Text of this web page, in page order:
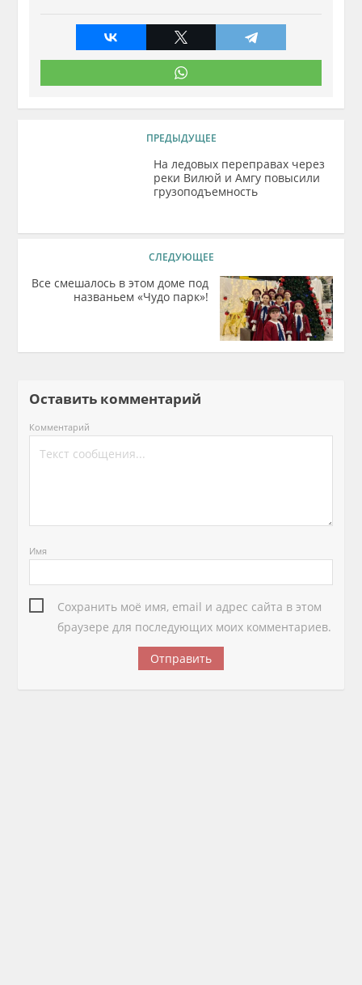
ПРЕДЫДУЩЕЕ
На ледовых переправах через
реки Вилюй и Амгу повысили
грузоподъемность
СЛЕДУЮЩЕЕ
Все смешалось в этом доме под
названьем «Чудо парк»!
Оставить комментарий
Комментарий
Имя
Сохранить моё имя, email и адрес сайта в этом
браузере для последующих моих комментариев.